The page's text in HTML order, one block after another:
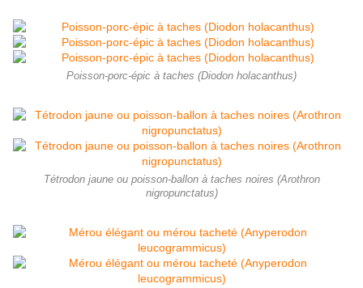
Poisson-porc-épic à taches (Diodon holacanthus)
Tétrodon jaune ou poisson-ballon à taches noires (Arothron
nigropunctatus)